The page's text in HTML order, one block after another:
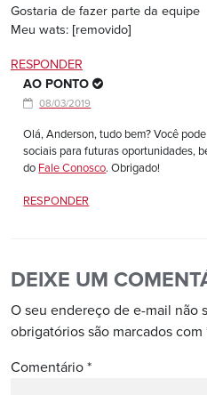
Gostaria de fazer parte da equipe
Meu wats: [removido]
RESPONDER
AO PONTO
08/03/2019
Olá, Anderson, tudo bem? Você
sociais para futuras oportunidades,
do Fale Conosco. Obrigado!
RESPONDER
DEIXE UM
O seu endereço de e-mail não
obrigatórios são marcados com
Comentário *